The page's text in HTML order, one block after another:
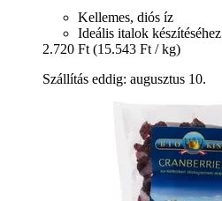
Kellemes, diós íz
Ideális italok készítéséhez
2.720 Ft (15.543 Ft / kg)
Szállítás eddig: augusztus 10.